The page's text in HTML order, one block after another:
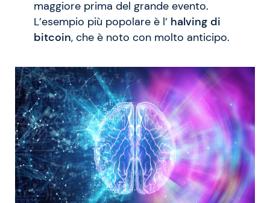
maggiore prima del grande evento.
L’esempio più popolare è l’halving di
bitcoin, che è noto con molto anticipo.